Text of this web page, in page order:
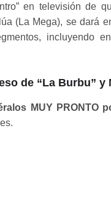
en televisión de
(La Mega), se dará
incluyendo
de “La Burbu” y
MUY PRONTO